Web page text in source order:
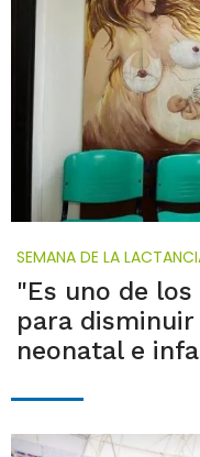
SEMANA DE LA
"Es uno de
para
neonatal e